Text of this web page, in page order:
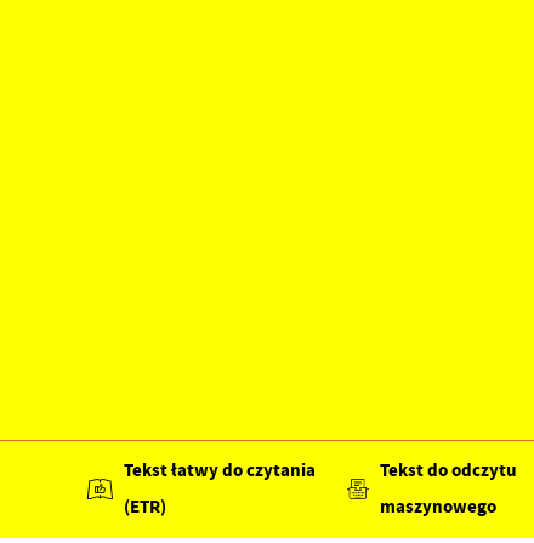
Tekst łatwy do czytania
(ETR)
Tekst do odczytu
maszynowego